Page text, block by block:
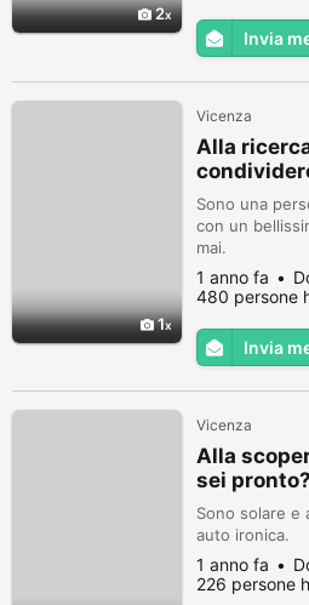
2
Invia
1
Vicenza
Alla
Sono una
con un
mai.
1 anno fa
480 persone
Invia
Vicenza
Alla
sei pronto?
Sono solare e
auto ironica.
1 anno fa
226 persone